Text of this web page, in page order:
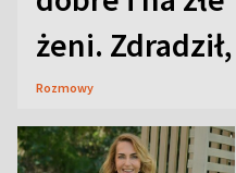
żeni.
Rozmowy